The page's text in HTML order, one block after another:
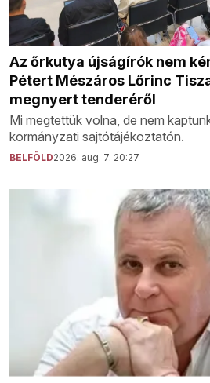
Az őrkutya újságírók nem
Pétert Mészáros Lőrinc
megnyert tenderéről
Mi megtettük volna, de nem
kormányzati sajtótájékoztatón.
BELFÖLD2026. aug. 7. 20:27